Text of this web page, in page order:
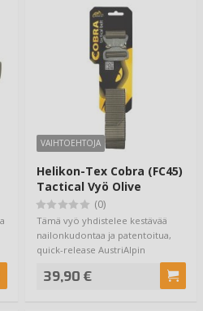
VAIHTOEHTOJA
Helikon-Tex Cobra (FC45)
Tactical Vyö Olive
(0)
Tämä vyö yhdistelee kestävää
nailonkudontaa ja patentoitua,
quick-release AustriAlpin
39,90 €